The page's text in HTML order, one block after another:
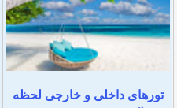
تورهای داخلی و خارجی لحظه